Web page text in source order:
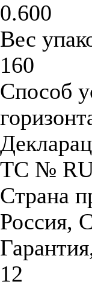
0.600
Вес
160
Способ
ТС №
Страна
Россия,
12